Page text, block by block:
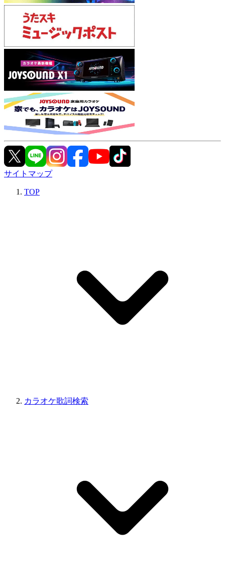
サイトマップ
TOP
カラオケ歌詞検索